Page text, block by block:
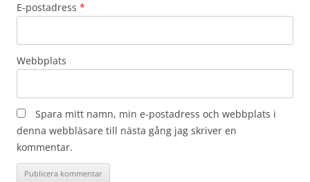
E-postadress *
Webbplats
Spara mitt namn, min e-postadress och webbplats i
denna webbläsare till nästa gång jag skriver en
kommentar.